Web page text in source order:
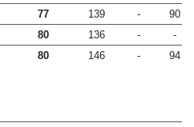
77 139 -
90
80 136 -
-
80 146 - 94